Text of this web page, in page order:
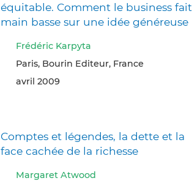
équitable. Comment le business fait
main basse sur une idée généreuse
Frédéric Karpyta
Paris, Bourin Editeur, France
avril 2009
Comptes et légendes, la dette et la
face cachée de la richesse
Margaret Atwood